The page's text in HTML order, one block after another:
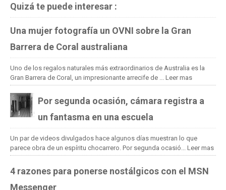
Quizá te puede interesar :
Una mujer fotografía un OVNI sobre la Gran
Barrera de Coral australiana
Uno de los regalos naturales más extraordinarios de Australia es la
Gran Barrera de Coral, un impresionante arrecife de ... Leer mas
Por segunda ocasión, cámara registra a
un fantasma en una escuela
Un par de videos divulgados hace algunos días muestran lo que
parece obra de un espíritu chocarrero. Por segunda ocasió... Leer mas
4 razones para ponerse nostálgicos con el MSN
Messenger